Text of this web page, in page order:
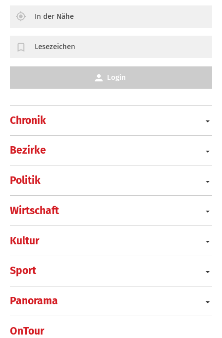
Chronik
Bezirke
Politik
Wirtschaft
Kultur
Sport
Panorama
OnTour
In der Nähe
Lesezeichen
Login